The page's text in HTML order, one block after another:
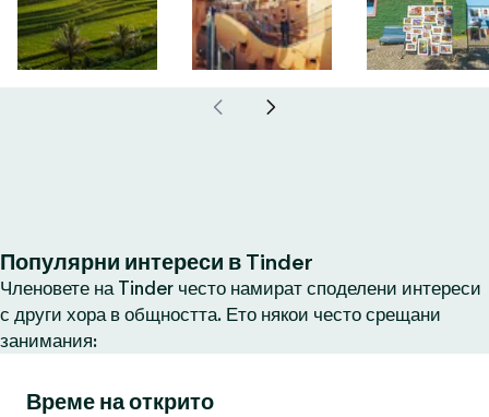
Популярни интереси в Tinder
Членовете на Tinder често намират споделени интереси
с други хора в общността. Ето някои често срещани
занимания:
Време на открито